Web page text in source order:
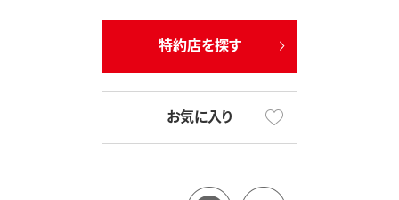
特約店を探す
お気に入り